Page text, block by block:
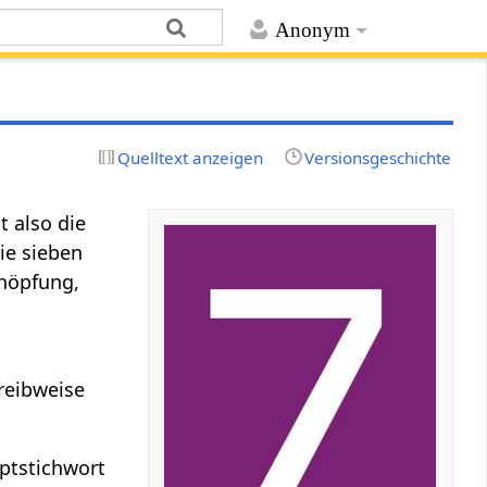
Anonym
Quelltext anzeigen Versionsgeschichte
also die
sieben